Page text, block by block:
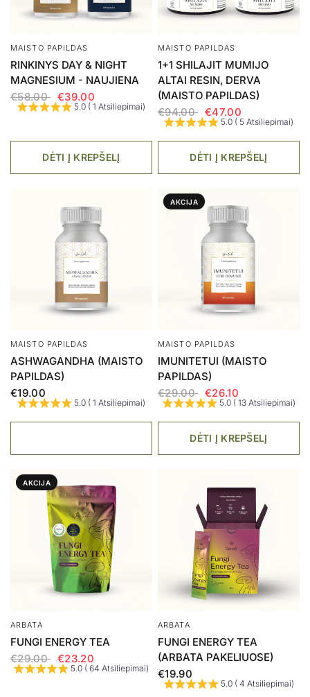
MAISTO PAPILDAS
RINKINYS DAY & NIGHT
MAGNESIUM - NAUJIENA
€58.00
€39.00
5.0 ( 1 Atsiliepimai)
DĖTI Į KREPŠELĮ
MAISTO PAPILDAS
1+1 SHILAJIT MUMIJO
ALTAI RESIN, DERVA
(MAISTO PAPILDAS)
€94.00
€47.00
5.0 ( 5 Atsiliepimai)
DĖTI Į KREPŠELĮ
MAISTO PAPILDAS
ASHWAGANDHA (MAISTO
PAPILDAS)
€19.00
5.0 ( 1 Atsiliepimai)
AKCIJA
MAISTO PAPILDAS
IMUNITETUI (MAISTO
PAPILDAS)
€29.00
€26.10
5.0 ( 13 Atsiliepimai)
DĖTI Į KREPŠELĮ
AKCIJA
ARBATA
FUNGI ENERGY TEA
€29.00
€23.20
5.0 ( 64 Atsiliepimai)
ARBATA
FUNGI ENERGY TEA
(ARBATA PAKELIUOSE)
€19.90
5.0 ( 4 Atsiliepimai)